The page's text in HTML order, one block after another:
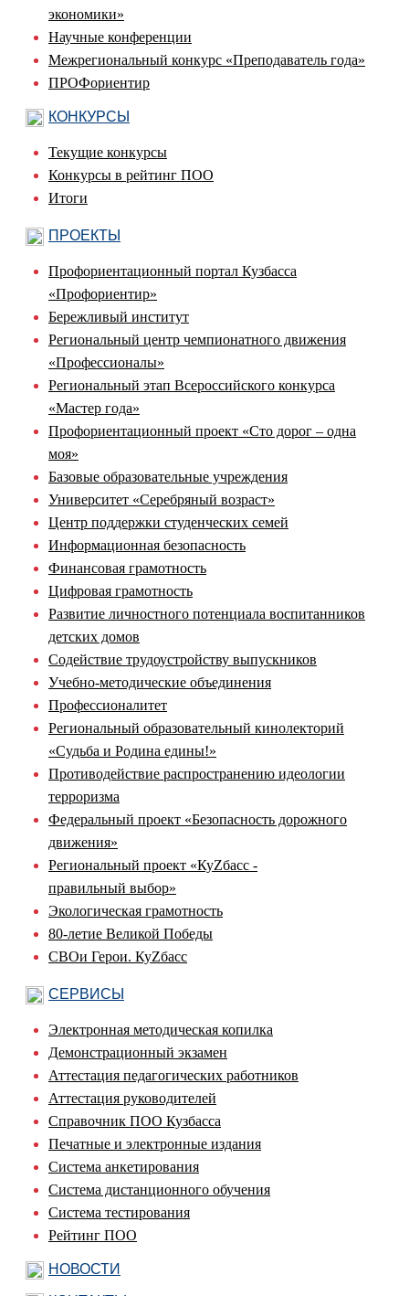
экономики»
Научные конференции
Межрегиональный конкурс «Преподаватель года»
ПРОФориентир
КОНКУРСЫ
Текущие конкурсы
Конкурсы в рейтинг ПОО
Итоги
ПРОЕКТЫ
Профориентационный портал Кузбасса
«Профориентир»
Бережливый институт
Региональный центр чемпионатного движения
«Профессионалы»
Региональный этап Всероссийского конкурса
«Мастер года»
Профориентационный проект «Сто дорог – одна
моя»
Базовые образовательные учреждения
Университет «Серебряный возраст»
Центр поддержки студенческих семей
Информационная безопасность
Финансовая грамотность
Цифровая грамотность
Развитие личностного потенциала воспитанников
детских домов
Содействие трудоустройству выпускников
Учебно-методические объединения
Профессионалитет
Региональный образовательный кинолекторий
«Судьба и Родина едины!»
Противодействие распространению идеологии
терроризма
Федеральный проект «Безопасность дорожного
движения»
Региональный проект «КуZбасс -
правильный выбор»
Экологическая грамотность
80-летие Великой Победы
СВОи Герои. КуZбасс
СЕРВИСЫ
Электронная методическая копилка
Демонстрационный экзамен
Аттестация педагогических работников
Аттестация руководителей
Справочник ПОО Кузбасса
Печатные и электронные издания
Система анкетирования
Система дистанционного обучения
Система тестирования
Рейтинг ПОО
НОВОСТИ